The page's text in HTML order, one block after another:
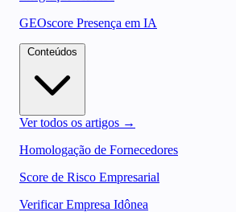
GEOscore Presença em IA
Ver todos os artigos →
Homologação de Fornecedores
Score de Risco Empresarial
Verificar Empresa Idônea